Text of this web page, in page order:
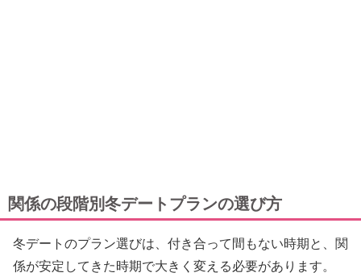
関係の段階別冬デートプランの選び方
冬デートのプラン選びは、付き合って間もない時期と、関
係が安定してきた時期で大きく変える必要があります。